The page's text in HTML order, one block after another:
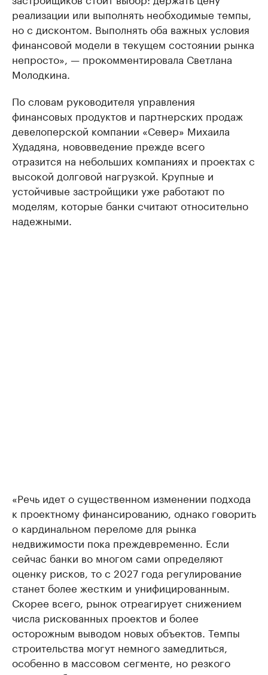
реализации или выполнять необходимые темпы,
но с дисконтом. Выполнять оба важных условия
финансовой модели в текущем состоянии рынка
непросто», — прокомментировала Светлана
Молодкина.
По словам руководителя управления
финансовых продуктов и партнерских продаж
девелоперской компании «Север» Михаила
Худадяна, нововведение прежде всего
отразится на небольших компаниях и проектах с
высокой долговой нагрузкой. Крупные и
устойчивые застройщики уже работают по
моделям, которые банки считают относительно
надежными.
«Речь идет о существенном изменении подхода
к проектному финансированию, однако говорить
о кардинальном переломе для рынка
недвижимости пока преждевременно. Если
сейчас банки во многом сами определяют
оценку рисков, то с 2027 года регулирование
станет более жестким и унифицированным.
Скорее всего, рынок отреагирует снижением
числа рискованных проектов и более
осторожным выводом новых объектов. Темпы
строительства могут немного замедлиться,
особенно в массовом сегменте, но резкого